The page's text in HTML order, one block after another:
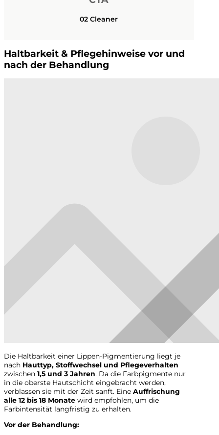
02 Cleaner
Haltbarkeit & Pflegehinweise vor und
nach der Behandlung
Die Haltbarkeit einer Lippen-Pigmentierung liegt je
nach Hauttyp, Stoffwechsel und Pflegeverhalten
zwischen 1,5 und 3 Jahren. Da die Farbpigmente nur
in die oberste Hautschicht eingebracht werden,
verblassen sie mit der Zeit sanft. Eine Auffrischung
alle 12 bis 18 Monate wird empfohlen, um die
Farbintensität langfristig zu erhalten.
Vor der Behandlung: